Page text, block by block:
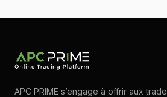
APC PRIME s’engage à offrir aux